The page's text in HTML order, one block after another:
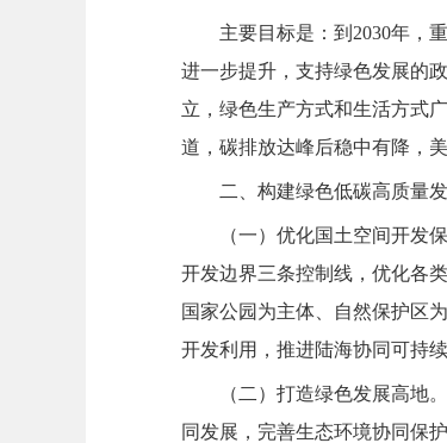
主要目标是：到2030年，
进一步提升，支持绿色发展的
立，绿色生产方式和生活方式
道，碳排放达峰后稳中有降，
二、构建绿色低碳高质量
（一）优化国土空间开发
开发边界三条控制线，优化各
国家公园为主体、自然保护区
开发利用，推进陆海协同可持续
（二）打造绿色发展高地
同发展，完善生态环境协同保